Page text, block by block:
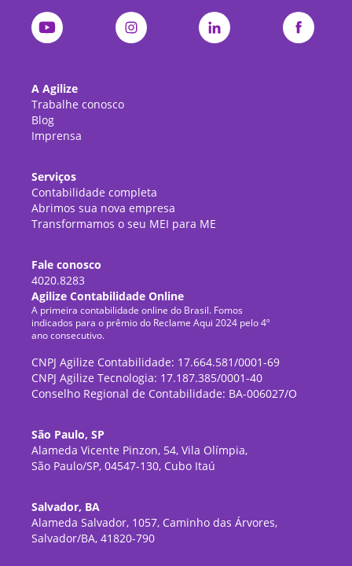
A Agilize
Trabalhe conosco
Blog
Imprensa
Serviços
Contabilidade completa
Abrimos sua nova empresa
Transformamos o seu MEI para ME
Fale conosco
4020.8283
Agilize Contabilidade Online
A primeira contabilidade online do Brasil. Fomos
indicados para o prêmio do Reclame Aqui 2024 pelo 4º
ano consecutivo.
CNPJ Agilize Contabilidade: 17.664.581/0001-69
CNPJ Agilize Tecnologia: 17.187.385/0001-40
Conselho Regional de Contabilidade: BA-006027/O
São Paulo, SP
Alameda Vicente Pinzon, 54, Vila Olímpia,
São Paulo/SP, 04547-130, Cubo Itaú
Salvador, BA
Alameda Salvador, 1057, Caminho das Árvores,
Salvador/BA, 41820-790